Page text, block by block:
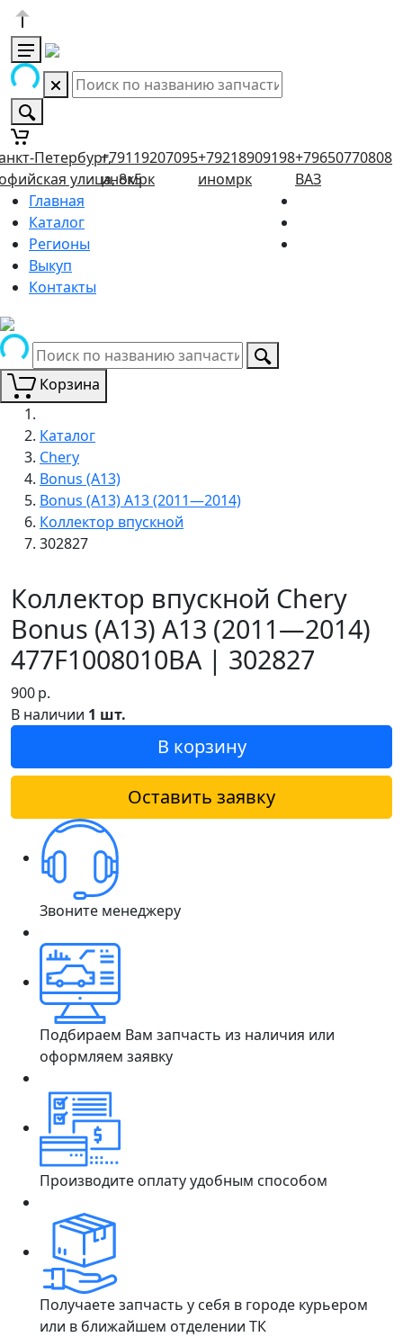
Петербург,
улица, 8к5
+79119207095
иномрк
+79218909198
иномрк
+79650770808
ВАЗ
Главная
Каталог
Регионы
Выкуп
Контакты
Корзина
Каталог
Chery
Bonus (A13)
Bonus (A13) A13 (2011—2014)
Коллектор впускной
302827
Коллектор впускной Chery
Bonus (A13) A13 (2011—2014)
477F1008010BA | 302827
900р.
В наличии 1 шт.
В корзину
Оставить заявку
Звоните менеджеру
Подбираем Вам запчасть из наличия или
оформляем заявку
Производите оплату удобным способом
Получаете запчасть у себя в городе курьером
или в ближайшем отделении ТК